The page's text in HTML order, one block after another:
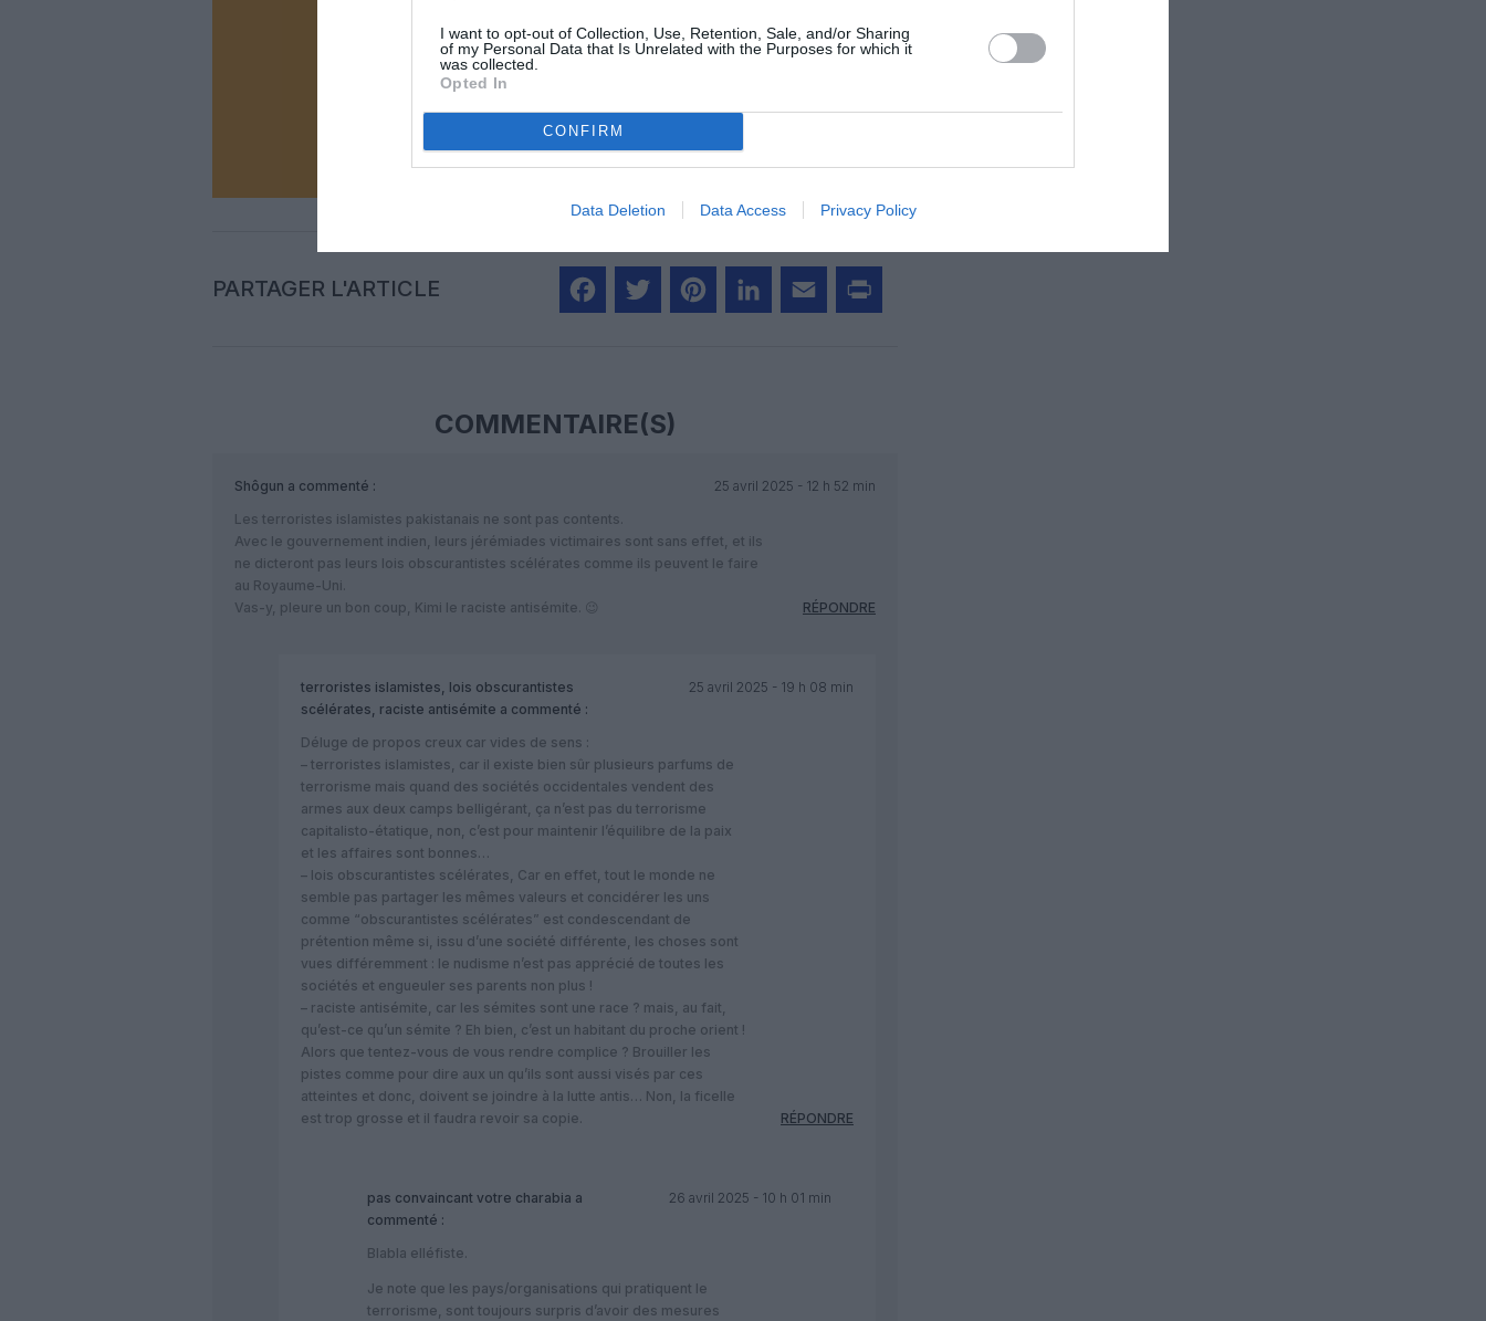
I want to opt-out of Collection, Use, Retention, Sale, and/or Sharing
of my Personal Data that Is Unrelated with the Purposes for which it
was collected.
Opted In
CONFIRM
Data Deletion Data Access Privacy Policy
Soutenez-nous, faites un don !
NOUS SOUTENIR
PARTAGER L'ARTICLE
COMMENTAIRE(S)
Shôgun a commenté :
25 avril 2025 - 12 h 52 min
Les terroristes islamistes pakistanais ne sont pas contents.
Avec le gouvernement indien, leurs jérémiades victimaires sont sans effet, et ils
ne dicteront pas leurs lois obscurantistes scélérates comme ils peuvent le faire
au Royaume-Uni.
Vas-y, pleure un bon coup, Kimi le raciste antisémite. 😉
RÉPONDRE
terroristes islamistes, lois obscurantistes
scélérates, raciste antisémite a commenté :
25 avril 2025 - 19 h 08 min
Déluge de propos creux car vides de sens :
– terroristes islamistes, car il existe bien sûr plusieurs parfums de
terrorisme mais quand des sociétés occidentales vendent des
armes aux deux camps belligérant, ça n’est pas du terrorisme
capitalisto-étatique, non, c’est pour maintenir l’équilibre de la paix
et les affaires sont bonnes…
– lois obscurantistes scélérates, Car en effet, tout le monde ne
semble pas partager les mêmes valeurs et concidérer les uns
comme “obscurantistes scélérates” est condescendant de
prétention même si, issu d’une société différente, les choses sont
vues différemment : le nudisme n’est pas apprécié de toutes les
sociétés et engueuler ses parents non plus !
– raciste antisémite, car les sémites sont une race ? mais, au fait,
qu’est-ce qu’un sémite ? Eh bien, c’est un habitant du proche orient !
Alors que tentez-vous de vous rendre complice ? Brouiller les
pistes comme pour dire aux un qu’ils sont aussi visés par ces
atteintes et donc, doivent se joindre à la lutte antis… Non, la ficelle
est trop grosse et il faudra revoir sa copie.
RÉPONDRE
pas convaincant votre charabia a
commenté :
26 avril 2025 - 10 h 01 min
Blabla elléfiste.
Je note que les pays/organisations qui pratiquent le
terrorisme, sont toujours surpris d’avoir des mesures